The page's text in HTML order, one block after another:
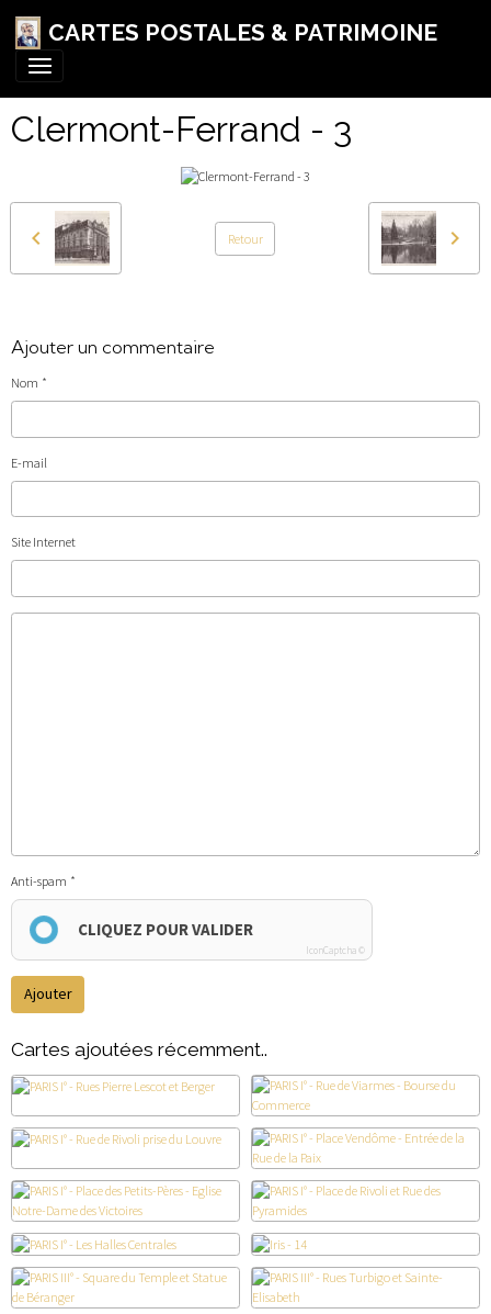
CARTES POSTALES & PATRIMOINE
Clermont-Ferrand - 3
Retour
Ajouter un commentaire
Nom
E-mail
Site Internet
Anti-spam
CLIQUEZ POUR VALIDER
IconCaptcha ©
Ajouter
Cartes ajoutées récemment..